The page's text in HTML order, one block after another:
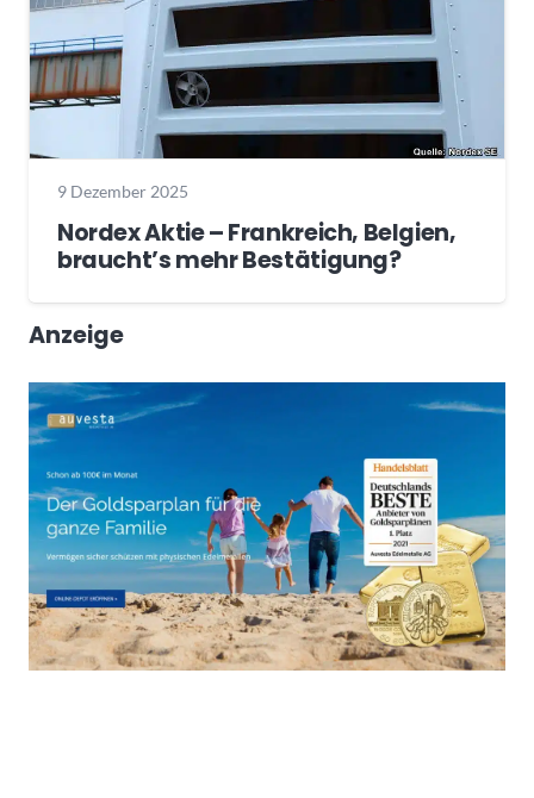
9 Dezember 2025
Nordex Aktie – Frankreich, Belgien,
braucht’s mehr Bestätigung?
Anzeige